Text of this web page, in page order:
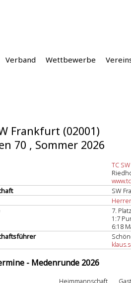
Verband Wettbewerbe
Frankfurt (02001)
70 , Sommer 2026
TC
SW
7. Platz
1:7
6:18
- Medenrunde 2026
Heimmannschaft